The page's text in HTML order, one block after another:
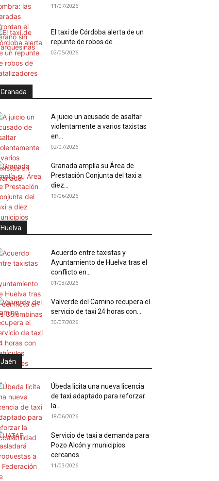
11/07/2026
El taxi de Córdoba alerta de un
repunte de robos de...
02/05/2026
Granada
A juicio un acusado de asaltar
violentamente a varios taxistas
en...
02/07/2026
Granada amplía su Área de
Prestación Conjunta del taxi a
diez...
19/06/2026
Huelva
Acuerdo entre taxistas y
Ayuntamiento de Huelva tras el
conflicto en...
01/08/2026
Valverde del Camino recupera el
servicio de taxi 24 horas con...
30/07/2026
Jaén
Úbeda licita una nueva licencia
de taxi adaptado para reforzar
la...
18/06/2026
Servicio de taxi a demanda para
Pozo Alcón y municipios
cercanos
11/03/2026